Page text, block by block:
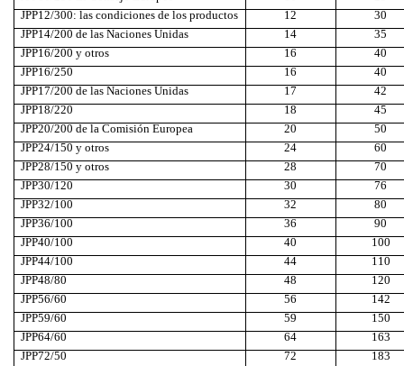
JPP12/300: las condiciones de los productos
12
30
JPP14/200 de las Naciones Unidas
14
35
JPP16/200 y otros
16
40
JPP16/250
16
40
JPP17/200 de las Naciones Unidas
17
42
JPP18/220
18
45
JPP20/200 de la Comisión Europea
20
50
JPP24/150 y otros
24
60
JPP28/150 y otros
28
70
JPP30/120
30
76
JPP32/100
32
80
JPP36/100
36
90
JPP40/100
40
100
JPP44/100
44
110
JPP48/80
48
120
JPP56/60
56
142
JPP59/60
59
150
JPP64/60
64
163
JPP72/50
72
183